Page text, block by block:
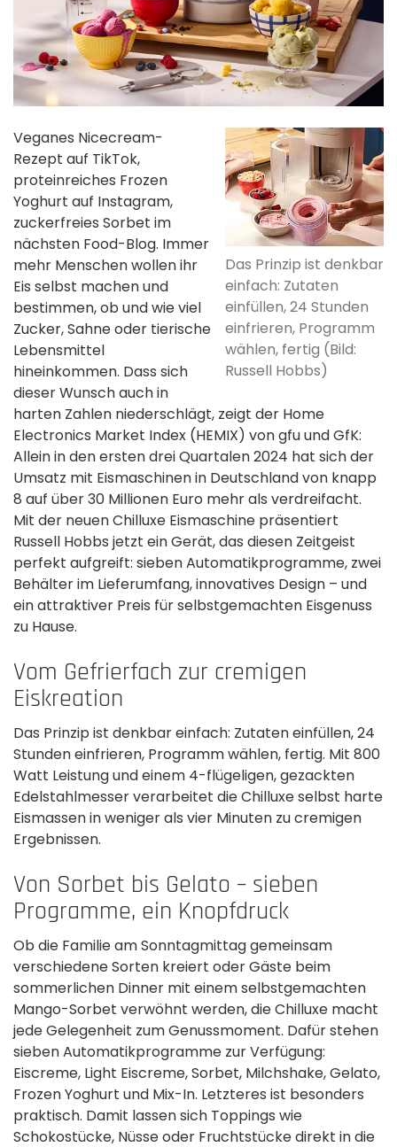
Das Prinzip ist denkbar
einfach: Zutaten
einfüllen, 24 Stunden
einfrieren, Programm
wählen, fertig (Bild:
Russell Hobbs)
Veganes Nicecream-
Rezept auf TikTok,
proteinreiches Frozen
Yoghurt auf Instagram,
zuckerfreies Sorbet im
nächsten Food-Blog. Immer
mehr Menschen wollen ihr
Eis selbst machen und
bestimmen, ob und wie viel
Zucker, Sahne oder tierische
Lebensmittel
hineinkommen. Dass sich
dieser Wunsch auch in
harten Zahlen niederschlägt, zeigt der Home
Electronics Market Index (HEMIX) von gfu und GfK:
Allein in den ersten drei Quartalen 2024 hat sich der
Umsatz mit Eismaschinen in Deutschland von knapp
8 auf über 30 Millionen Euro mehr als verdreifacht.
Mit der neuen Chilluxe Eismaschine präsentiert
Russell Hobbs jetzt ein Gerät, das diesen Zeitgeist
perfekt aufgreift: sieben Automatikprogramme, zwei
Behälter im Lieferumfang, innovatives Design – und
ein attraktiver Preis für selbstgemachten Eisgenuss
zu Hause.
Vom Gefrierfach zur cremigen
Eiskreation
Das Prinzip ist denkbar einfach: Zutaten einfüllen, 24
Stunden einfrieren, Programm wählen, fertig. Mit 800
Watt Leistung und einem 4-flügeligen, gezackten
Edelstahlmesser verarbeitet die Chilluxe selbst harte
Eismassen in weniger als vier Minuten zu cremigen
Ergebnissen.
Von Sorbet bis Gelato – sieben
Programme, ein Knopfdruck
Ob die Familie am Sonntagmittag gemeinsam
verschiedene Sorten kreiert oder Gäste beim
sommerlichen Dinner mit einem selbstgemachten
Mango-Sorbet verwöhnt werden, die Chilluxe macht
jede Gelegenheit zum Genussmoment. Dafür stehen
sieben Automatikprogramme zur Verfügung:
Eiscreme, Light Eiscreme, Sorbet, Milchshake, Gelato,
Frozen Yoghurt und Mix-In. Letzteres ist besonders
praktisch. Damit lassen sich Toppings wie
Schokostücke, Nüsse oder Fruchtstücke direkt in die